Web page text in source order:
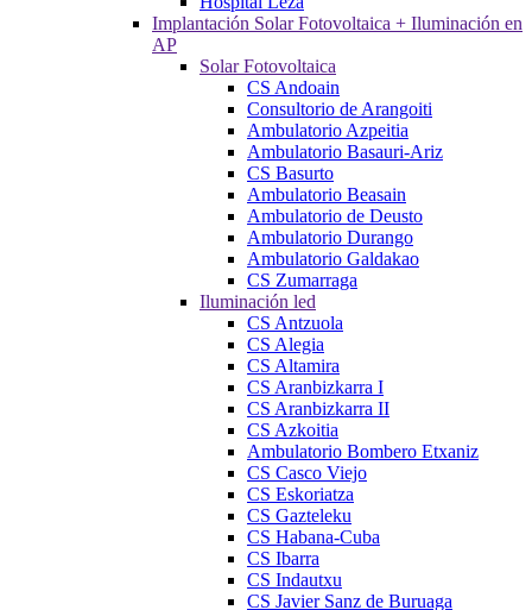
Implantación Solar Fotovoltaica + Iluminación en
AP
Solar Fotovoltaica
CS Andoain
Consultorio de Arangoiti
Ambulatorio Azpeitia
Ambulatorio Basauri-Ariz
CS Basurto
Ambulatorio Beasain
Ambulatorio de Deusto
Ambulatorio Durango
Ambulatorio Galdakao
CS Zumarraga
Iluminación led
CS Antzuola
CS Alegia
CS Altamira
CS Aranbizkarra I
CS Aranbizkarra II
CS Azkoitia
Ambulatorio Bombero Etxaniz
CS Casco Viejo
CS Eskoriatza
CS Gazteleku
CS Habana-Cuba
CS Ibarra
CS Indautxu
CS Javier Sanz de Buruaga